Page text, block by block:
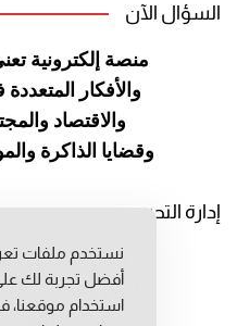
السؤال الآن
منصة إلكترونية
والأفكار
والاقتصاد
وقضايا الذاكرة
إدارة التحرير
رئيس التحرير:
رئيس التحرير
مديرة
نستخدم ملفات
أفضل تجربة لك
استخدام